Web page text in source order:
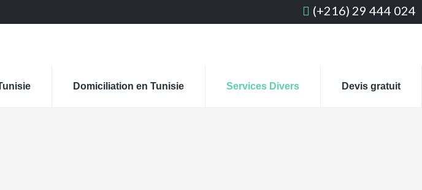
(+216) 29 444 024
Domiciliation en Tunisie Services Divers Devis gratuit